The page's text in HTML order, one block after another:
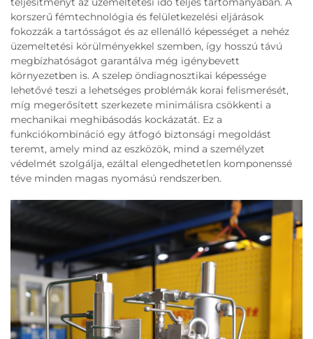
korszerű fémtechnológia és felületkezelési eljárások
fokozzák a tartósságot és az ellenálló képességet a nehéz
üzemeltetési körülményekkel szemben, így hosszú távú
megbízhatóságot garantálva még igénybevett
környezetben is. A szelep öndiagnosztikai képessége
lehetővé teszi a lehetséges problémák korai felismerését,
míg megerősített szerkezete minimálisra csökkenti a
mechanikai meghibásodás kockázatát. Ez a
funkciókombináció egy átfogó biztonsági megoldást
teremt, amely mind az eszközök, mind a személyzet
védelmét szolgálja, ezáltal elengedhetetlen komponenssé
téve minden magas nyomású rendszerben.